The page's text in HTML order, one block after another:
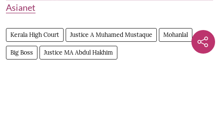
Asianet
Kerala High Court Justice A Muhamed Mustaque Mohanlal
Big Boss Justice MA Abdul Hakhim